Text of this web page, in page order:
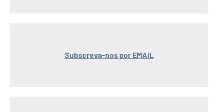
Subscreva-nos por EMAIL